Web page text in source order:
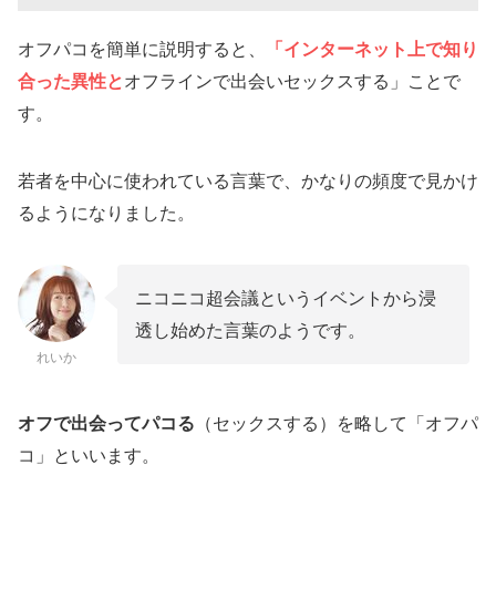
詐欺や犯罪に巻き込まれる危険がある
結局、援交目的ばっかりでお金がかかる
マッチングアプリなら熟女や人妻にも手が出せる
（出会い系）アプリが楽ちん
サクラや業者がいないからマッチング率が高い
オフパコ女子が簡単に見つかるマッチングアプ
リ
オフパコを簡単に説明すると、
「インターネット上で知り
合った異性とオフラインで出会いセックスする」ことで
す。
若者を中心に使われている言葉で、かなりの頻度で見かけ
るようになりました。
れいか
ニコニコ超会議というイベントから浸
透し始めた言葉のようです。
オフで出会ってパコる （セックスする）を略して「オフパ
コ」といいます。